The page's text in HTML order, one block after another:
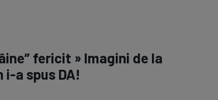
fericit » Imagini de la
i-a spus DA!